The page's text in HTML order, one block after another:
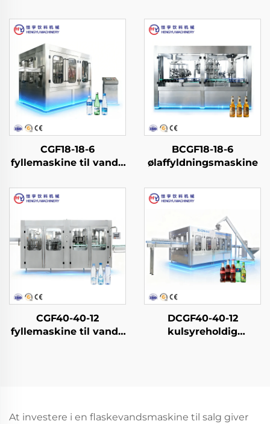
CGF18-18-6
fyllemaskine til vand i
BCGF18-18-6
ølaffyldningsmaskine
CGF40-40-12
fyllemaskine til vand i
DCGF40-40-12
kulsyreholdig
At investere i en flaskevandsmaskine til salg giver